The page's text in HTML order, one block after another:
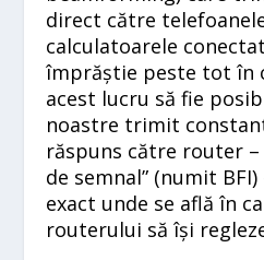
direct către
calculatoarele
împrăștie peste tot în
acest lucru să fie
noastre trimit
răspuns către router
de semnal” (numit
exact unde se află în
routerului să își